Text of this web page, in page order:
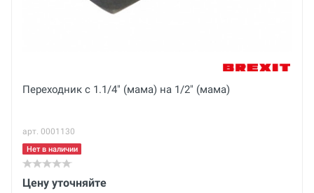
LT154P, с воздушным охлаждением, 4-тактный,
Габариты с упаковкой (ДхШхВ)
Вес нетто
кг
Переходник с 1.1/4" (мама) на 1/2" (мама)
арт. 0001130
Нет в наличии
Цену уточняйте